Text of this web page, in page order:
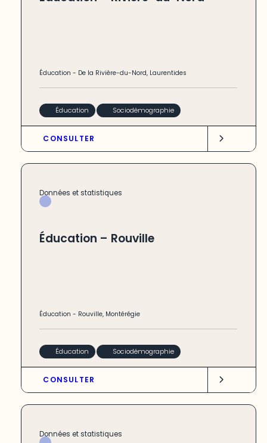
Éducation - De la Rivière-du-Nord, Laurentides
Éducation Sociodémographie
CONSULTER
Données et statistiques
Éducation – Rouville
Éducation - Rouville, Montérégie
Éducation Sociodémographie
CONSULTER
Données et statistiques